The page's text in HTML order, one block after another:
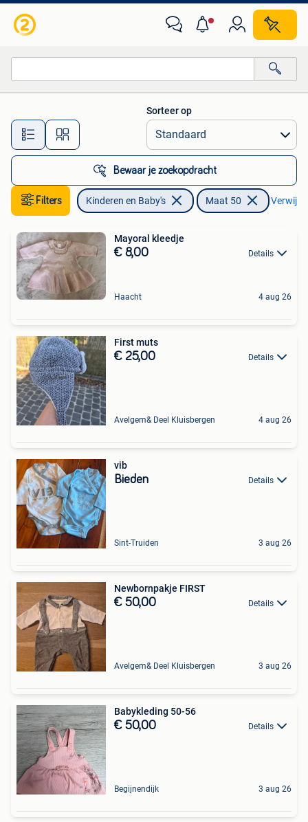
Alle afstanden…
Sorteer op
Bewaar je zoekopdracht
Filters Kinderen en Baby's Maat 50
Mayoral kleedje
€ 8,00 Details
Haacht 4 aug 26
First muts
€ 25,00 Details
Avelgem& Deel Kluisbergen 4 aug 26
vib
Bieden Details
Sint-Truiden 3 aug 26
Newbornpakje FIRST
€ 50,00 Details
Avelgem& Deel Kluisbergen 3 aug 26
Babykleding 50-56
€ 50,00 Details
Begijnendijk 3 aug 26